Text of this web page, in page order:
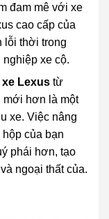
đam mê với xe
cao cấp của
lỗi thời trong
xe cộ.
Lexus từ
mới hơn là một
xe. Việc nâng
của bạn
phái hơn, tạo
ngoại thất của.